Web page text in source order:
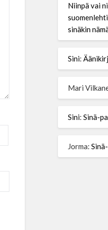
Niinpä vai
sinäkin
Sini:
Mari
Sini: Sinä-
Jorma: